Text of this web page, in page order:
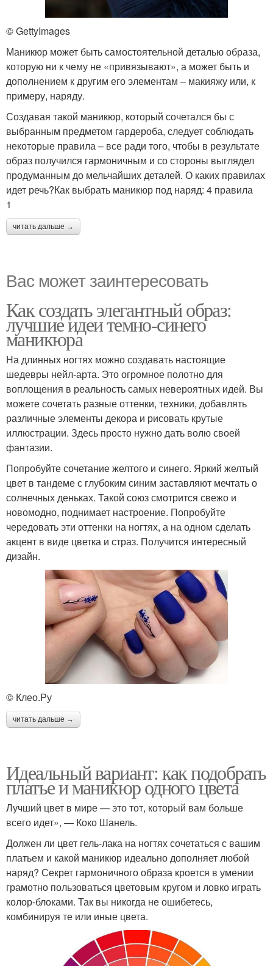
© GettyImages
Маникюр может быть самостоятельной деталью образа,
которую ни к чему не «привязывают», а может быть и
дополнением к другим его элементам – макияжу или, к
примеру, наряду.
Создавая такой маникюр, который сочетался бы с
выбранным предметом гардероба, следует соблюдать
некоторые правила – все ради того, чтобы в результате
образ получился гармоничным и со стороны выглядел
продуманным до мельчайших деталей. О каких правилах
идет речь?Как выбрать маникюр под наряд: 4 правила
1
читать дальше →
Вас может заинтересовать
Как создать элегантный образ:
лучшие идеи темно-синего
маникюра
На длинных ногтях можно создавать настоящие
шедевры нейл-арта. Это огромное полотно для
воплощения в реальность самых невероятных идей. Вы
можете сочетать разные оттенки, техники, добавлять
различные элементы декора и рисовать крутые
иллюстрации. Здесь просто нужно дать волю своей
фантазии.
Попробуйте сочетание желтого и синего. Яркий желтый
цвет в тандеме с глубоким синим заставляют мечтать о
солнечных деньках. Такой союз смотрится свежо и
новомодно, поднимает настроение. Попробуйте
чередовать эти оттенки на ногтях, а на одном сделать
акцент в виде цветка и страз. Получится интересный
дизайн.
© Клео.Ру
читать дальше →
Идеальный вариант: как подобрать
платье и маникюр одного цвета
Лучший цвет в мире — это тот, который вам больше
всего идет», — Коко Шанель.
Должен ли цвет гель-лака на ногтях сочетаться с вашим
платьем и какой маникюр идеально дополняет любой
наряд? Секрет гармоничного образа кроется в умении
грамотно пользоваться цветовым кругом и ловко играть
колор-блоками. Так вы никогда не ошибетесь,
комбинируя те или иные цвета.